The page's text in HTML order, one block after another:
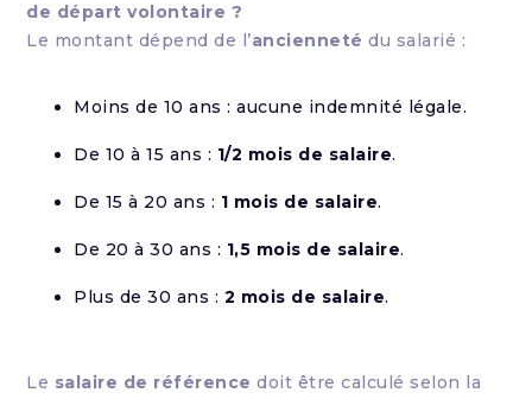
de départ volontaire ?
Le montant dépend de l’ancienneté du salarié :
Moins de 10 ans : aucune indemnité légale.
De 10 à 15 ans : 1/2 mois de salaire.
De 15 à 20 ans : 1 mois de salaire.
De 20 à 30 ans : 1,5 mois de salaire.
Plus de 30 ans : 2 mois de salaire.
Le salaire de référence doit être calculé selon la